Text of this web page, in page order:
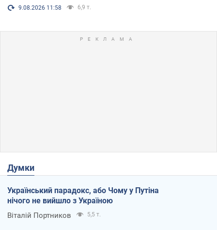
9.08.2026 11:58 6,9 т.
Думки
Український парадокс, або Чому у Путіна
нічого не вийшло з Україною
Віталій Портников 5,5 т.